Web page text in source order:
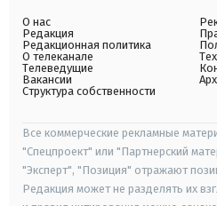
О нас
Редакция
Редакционная политика
О телеканале
Телеведущие
Вакансии
Структура собственности
Все коммерческие рекламные
"Спецпроект" или "Партнерский
"Эксперт", "Позиция" отражают
Редакция может не разделять их